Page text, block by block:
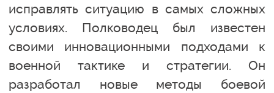
исправлять ситуацию в самых сложных
условиях. Полководец был известен
своими инновационными подходами к
военной тактике и стратегии. Он
разработал новые методы боевой